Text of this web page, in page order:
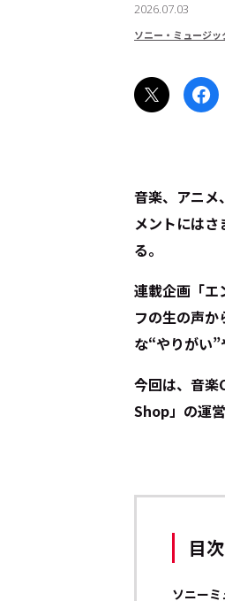
2026.07.03
ソニー・ミュージ
音楽、アニメ
メントにはさ
る。
連載企画「エ
フの生の声
な“やりがい”
今回は、音楽
Shop」の運
目次
ソニー